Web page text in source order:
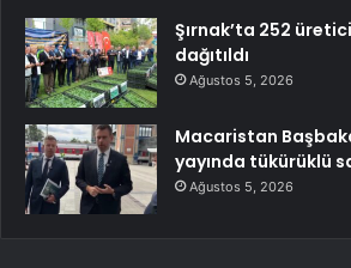
Şırnak’ta 252
dağıtıldı
Ağustos 5, 2026
Macaristan
yayında tükürüklü
Ağustos 5, 2026